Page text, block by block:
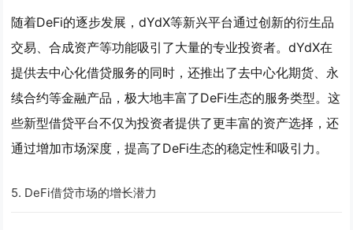
随着DeFi的逐步发展，dYdX等新兴平台通过创新的衍生品
交易、合成资产等功能吸引了大量的专业投资者。dYdX在
提供去中心化借贷服务的同时，还推出了去中心化期货、永
续合约等金融产品，极大地丰富了DeFi生态的服务类型。这
些新型借贷平台不仅为投资者提供了更丰富的资产选择，还
通过增加市场深度，提高了DeFi生态的稳定性和吸引力。
5. DeFi借贷市场的增长潜力